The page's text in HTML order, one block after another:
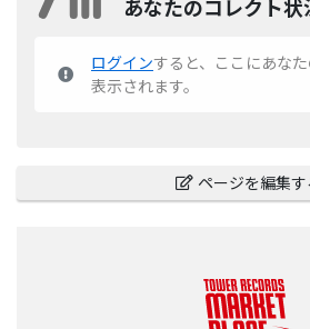
あなたのコレクト状
ログインすると、ここにあな
表示されます。
ページを編集す